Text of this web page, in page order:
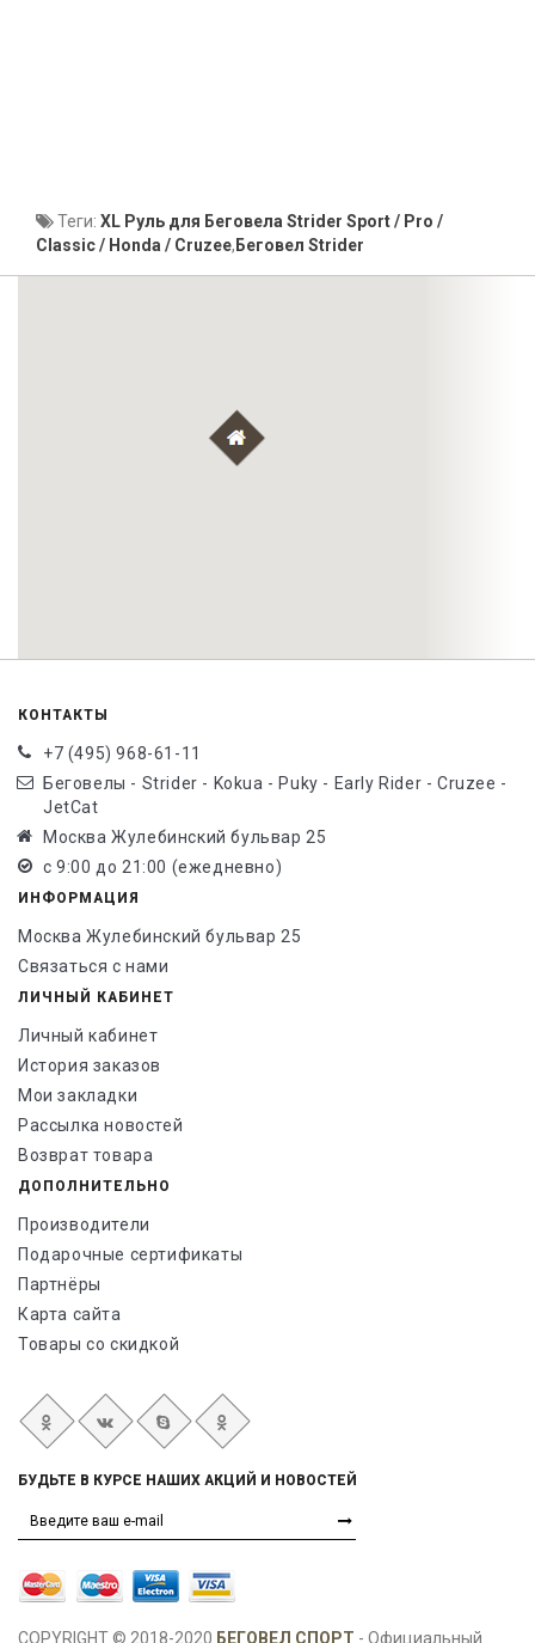
Теги: XL Руль для Беговела Strider Sport / Pro /
Classic / Honda / Cruzee, Беговел Strider
КОНТАКТЫ
+7 (495) 968-61-11
Беговелы - Strider - Kokua - Puky - Early Rider - Cruzee -
JetCat
Москва Жулебинский бульвар 25
с 9:00 до 21:00 (ежедневно)
ИНФОРМАЦИЯ
Москва Жулебинский бульвар 25
Связаться с нами
ЛИЧНЫЙ КАБИНЕТ
Личный кабинет
История заказов
Мои закладки
Рассылка новостей
Возврат товара
ДОПОЛНИТЕЛЬНО
Производители
Подарочные сертификаты
Партнёры
Карта сайта
Товары со скидкой
БУДЬТЕ В КУРСЕ НАШИХ АКЦИЙ И НОВОСТЕЙ
COPYRIGHT © 2018-2020 БЕГОВЕЛ СПОРТ - Официальный